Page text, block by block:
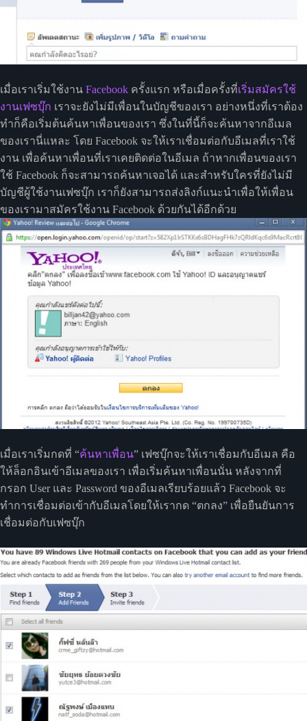
เมื่อเราเริ่มใช้งาน Facebook ครั้งแรก หรือเมื่อครั้งที่เริ่มสมัครใช้
งานเฟซบุ๊ก เราจะยังไม่มีเพื่อนในบัญชีของเรา อย่างหนึ่งที่เราต้อง
ทำก็คือเริ่มต้นค้นหาเพื่อนของเรา ซึ่งในที่นี้ก็จะค้นหาจากอีเมล
ของเรานี่แหละ โดย Facebook จะให้เราเชื่อมต่อกับอีเมลที่เราใช้
งาน เพื่อค้นหาเพื่อนที่เราเคยติดต่อในอีเมล ถ้าหากเพื่อนของเรา
ใช้ Facebook ก็จะสามารถค้นหาเจอได้ และสำหรับใครที่ยังไม่มี
บัญชีผู้ใช้งานเฟซบุ๊ก เราก็ยังสามารถส่งลิงก์แนะนำเพื่อให้เพื่อน
ของเรามาสมัครใช้งาน Facebook ด้วยกันได้อีกด้วย
เมื่อเราเริ่มกดที่ “ค้นหาเพื่อน” เฟซบุ๊กจะให้เราเชื่อมกับอีเมล คือ
ให้ล็อกอินเข้าอีเมลของเรา เพื่อเริ่มค้นหาเพื่อนนั่น หลังจากที่
กรอก User และ Password ของอีเมลเรียบร้อยแล้ว Facebook จะ
ทำการเชื่อมต่อเข้ากับอีเมลโดยให้เรากด “ตกลง” เพื่อยืนยันการ
เชื่อมต่อกับเฟซบุ๊ก